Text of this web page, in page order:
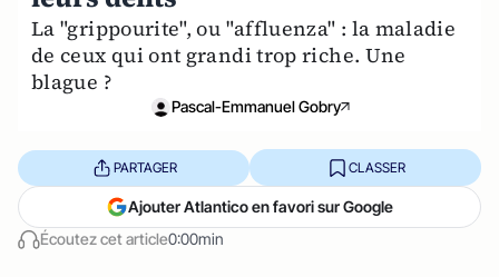
La "grippourite", ou "affluenza" : la maladie
de ceux qui ont grandi trop riche. Une
blague ?
Pascal-Emmanuel Gobry
Écoutez cet article0:00min
PARTAGER CLASSER
Ajouter Atlantico en favori sur Google